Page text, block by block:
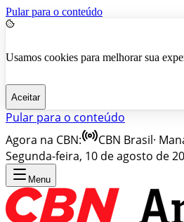
Pular para o conteúdo
Usamos cookies para melhorar sua
Aceitar
Pular para o conteúdo
Agora na CBN:
CBN Brasil·
Segunda-feira, 10 de agosto de
Menu